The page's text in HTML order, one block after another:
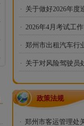
· 关于做好2026年度
· 2026年4月考试工
· 郑州市出租汽车行
· 关于对风险驾驶员
政策法规
· 郑州市客运管理处